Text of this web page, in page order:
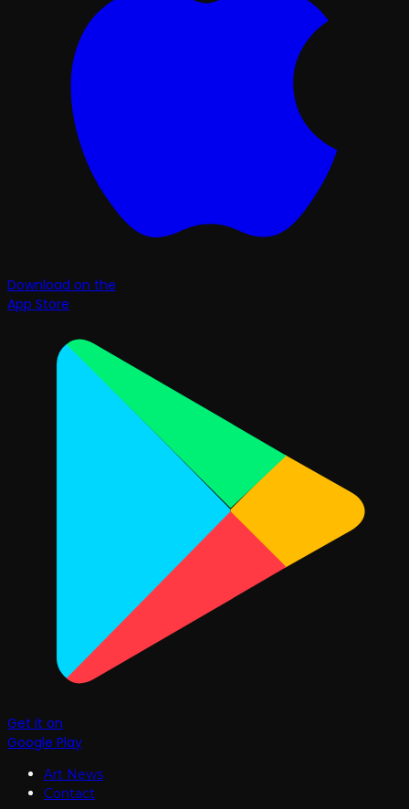
Download on the
App Store
Get it on
Google Play
Art News
Contact